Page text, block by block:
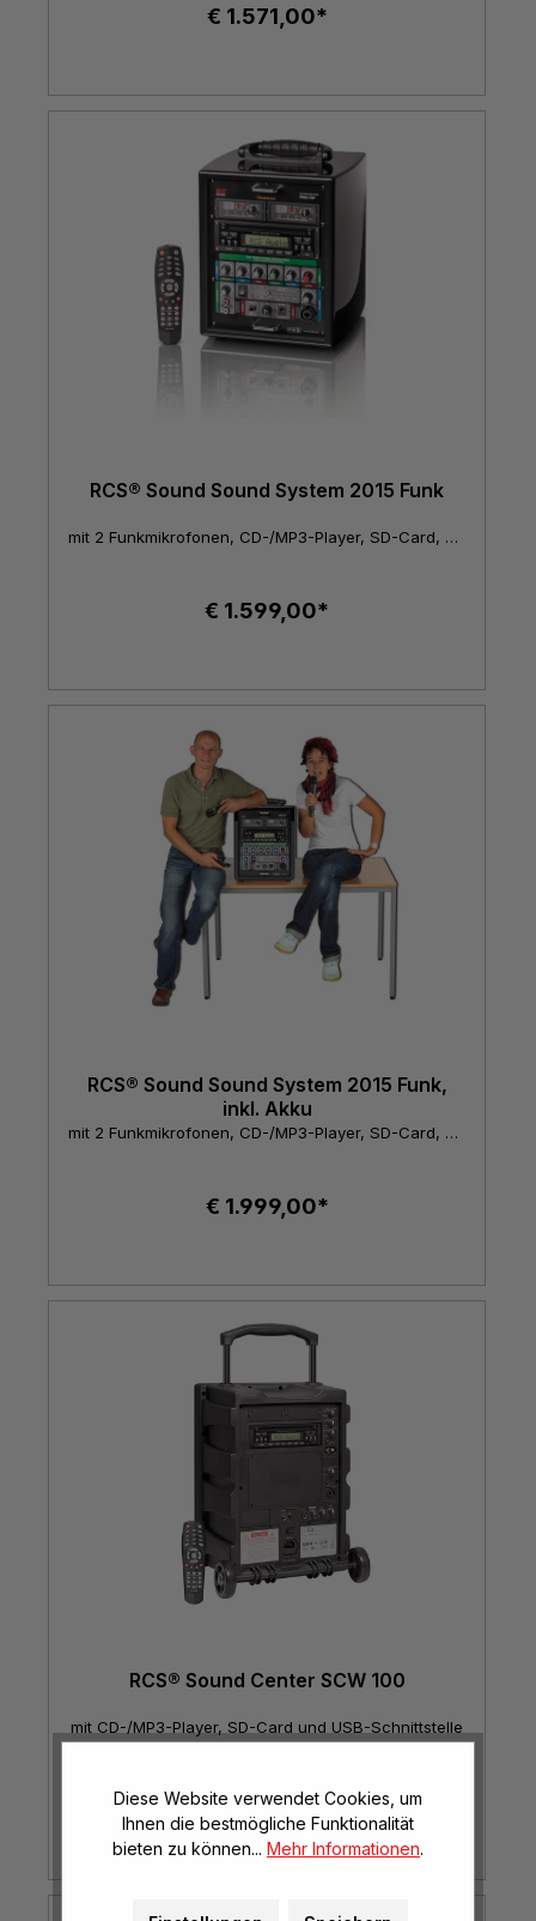
€ 1.571,00*
RCS® Sound Sound System 2015 Funk
mit 2 Funkmikrofonen, CD-/MP3-Player, SD-Card, USB und UHF-Empfänger
€ 1.599,00*
RCS® Sound Sound System 2015 Funk,
inkl. Akku
mit 2 Funkmikrofonen, CD-/MP3-Player, SD-Card, USB und UHF-Empfänger
€ 1.999,00*
RCS® Sound Center SCW 100
mit CD-/MP3-Player, SD-Card und USB-Schnittstelle
€ 1.668,00*
Diese Website verwendet Cookies, um
Ihnen die bestmögliche Funktionalität
bieten zu können... Mehr Informationen.